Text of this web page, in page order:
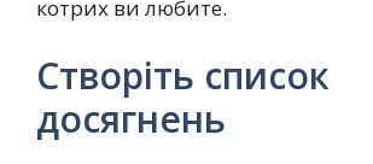
котрих ви любите.
Створіть список
досягнень